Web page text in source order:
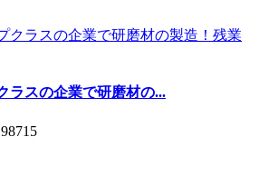
ラスの企業で研磨材の...